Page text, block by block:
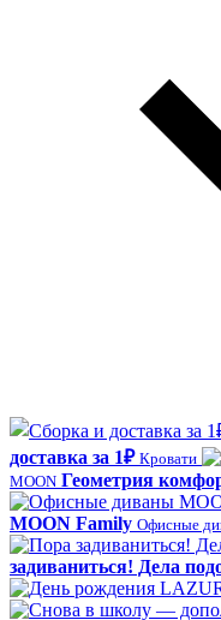
доставка за 1₽ Кровати
MOON Геометрия
MOON Family Офисные
задиваниться! Дела